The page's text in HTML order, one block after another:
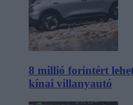
8 millió forintért
kínai villanyautó